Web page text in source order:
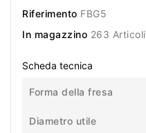
Riferimento FBG5
In magazzino 263 Articoli
Scheda tecnica
Forma della fresa
Diametro utile